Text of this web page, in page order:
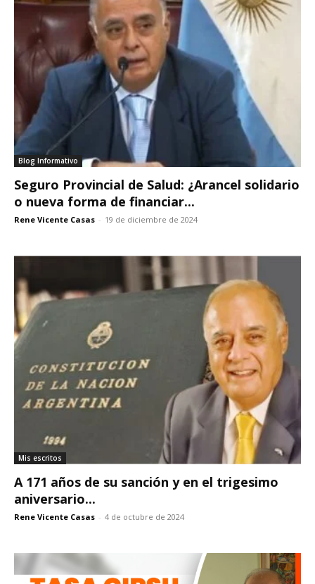
Blog Informativo
Seguro Provincial de Salud: ¿Arancel solidario
o nueva forma de financiar...
Rene Vicente Casas - 19 de diciembre de 2024
Mis escritos
A 171 años de su sanción y en el trigesimo
aniversario...
Rene Vicente Casas - 4 de octubre de 2024